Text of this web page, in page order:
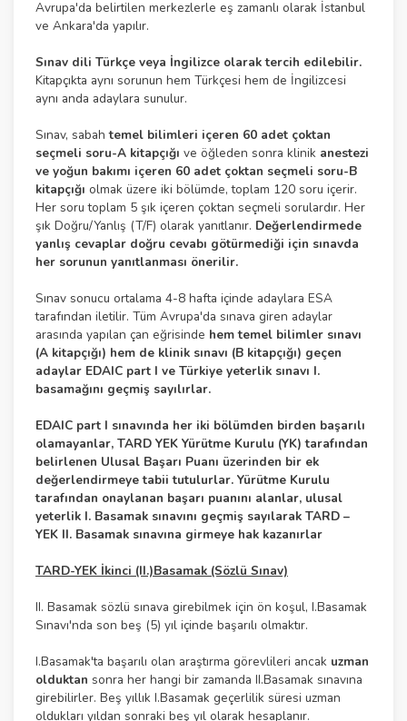
Avrupa'da belirtilen merkezlerle eş zamanlı olarak İstanbul
ve Ankara'da yapılır.
Sınav dili Türkçe veya İngilizce olarak tercih edilebilir.
Kitapçıkta aynı sorunun hem Türkçesi hem de İngilizcesi
aynı anda adaylara sunulur.
Sınav, sabahtemel bilimleri içeren 60 adet çoktan
seçmeli soru-A kitapçığı ve öğleden sonra klinik anestezi
ve yoğun bakımı içeren 60 adet çoktan seçmeli soru-B
kitapçığı olmak üzere iki bölümde, toplam 120 soru içerir.
Her soru toplam 5 şık içeren çoktan seçmeli sorulardır. Her
şık Doğru/Yanlış (T/F) olarak yanıtlanır. Değerlendirmede
yanlış cevaplar doğru cevabı götürmediği için sınavda
her sorunun yanıtlanması önerilir.
Sınav sonucu ortalama 4-8 hafta içinde adaylara ESA
tarafından iletilir. Tüm Avrupa'da sınava giren adaylar
arasında yapılan çan eğrisinde hem temel bilimler sınavı
(A kitapçığı) hem de klinik sınavı (B kitapçığı) geçen
adaylar EDAIC part I ve Türkiye yeterlik sınavı I.
basamağını geçmiş sayılırlar.
EDAIC part I sınavında her iki bölümden birden başarılı
olamayanlar, TARD YEK Yürütme Kurulu (YK) tarafından
belirlenen Ulusal Başarı Puanı üzerinden bir ek
değerlendirmeye tabii tutulurlar. Yürütme Kurulu
tarafından onaylanan başarı puanını alanlar, ulusal
yeterlik I. Basamak sınavını geçmiş sayılarak TARD –
YEK II. Basamak sınavına girmeye hak kazanırlar
TARD-YEK İkinci (II.)Basamak (Sözlü Sınav)
II. Basamak sözlü sınava girebilmek için ön koşul, I.Basamak
Sınavı'nda son beş (5) yıl içinde başarılı olmaktır.
I.Basamak'ta başarılı olan araştırma görevlileri ancak uzman
olduktan sonra her hangi bir zamanda II.Basamak sınavına
girebilirler. Beş yıllık I.Basamak geçerlilik süresi uzman
oldukları yıldan sonraki beş yıl olarak hesaplanır.